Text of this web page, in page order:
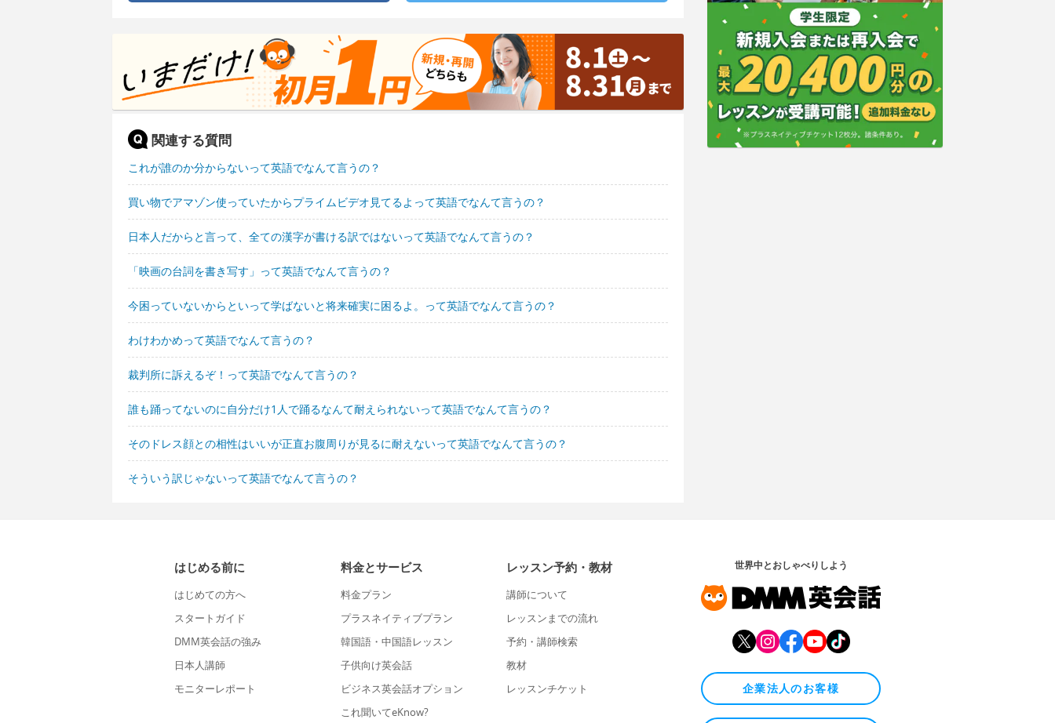
関連する質問
これが誰のか分からないって英語でなんて言うの？
買い物でアマゾン使っていたからプライムビデオ見てるよって英語でなんて言うの？
日本人だからと言って、全ての漢字が書ける訳ではないって英語でなんて言うの？
「映画の台詞を書き写す」って英語でなんて言うの？
今困っていないからといって学ばないと将来確実に困るよ。って英語でなんて言うの？
わけわかめって英語でなんて言うの？
裁判所に訴えるぞ！って英語でなんて言うの？
誰も踊ってないのに自分だけ1人で踊るなんて耐えられないって英語でなんて言うの？
そのドレス顔との相性はいいが正直お腹周りが見るに耐えないって英語でなんて言うの？
そういう訳じゃないって英語でなんて言うの？
はじめる前に
はじめての方へ
スタートガイド
DMM英会話の強み
日本人講師
モニターレポート
料金とサービス
料金プラン
プラスネイティブプラン
韓国語・中国語レッスン
子供向け英会話
ビジネス英会話オプション
これ聞いてeKnow?
レッスン予約・教材
講師について
レッスンまでの流れ
予約・講師検索
教材
レッスンチケット
世界中とおしゃべりしよう
企業法人のお客様